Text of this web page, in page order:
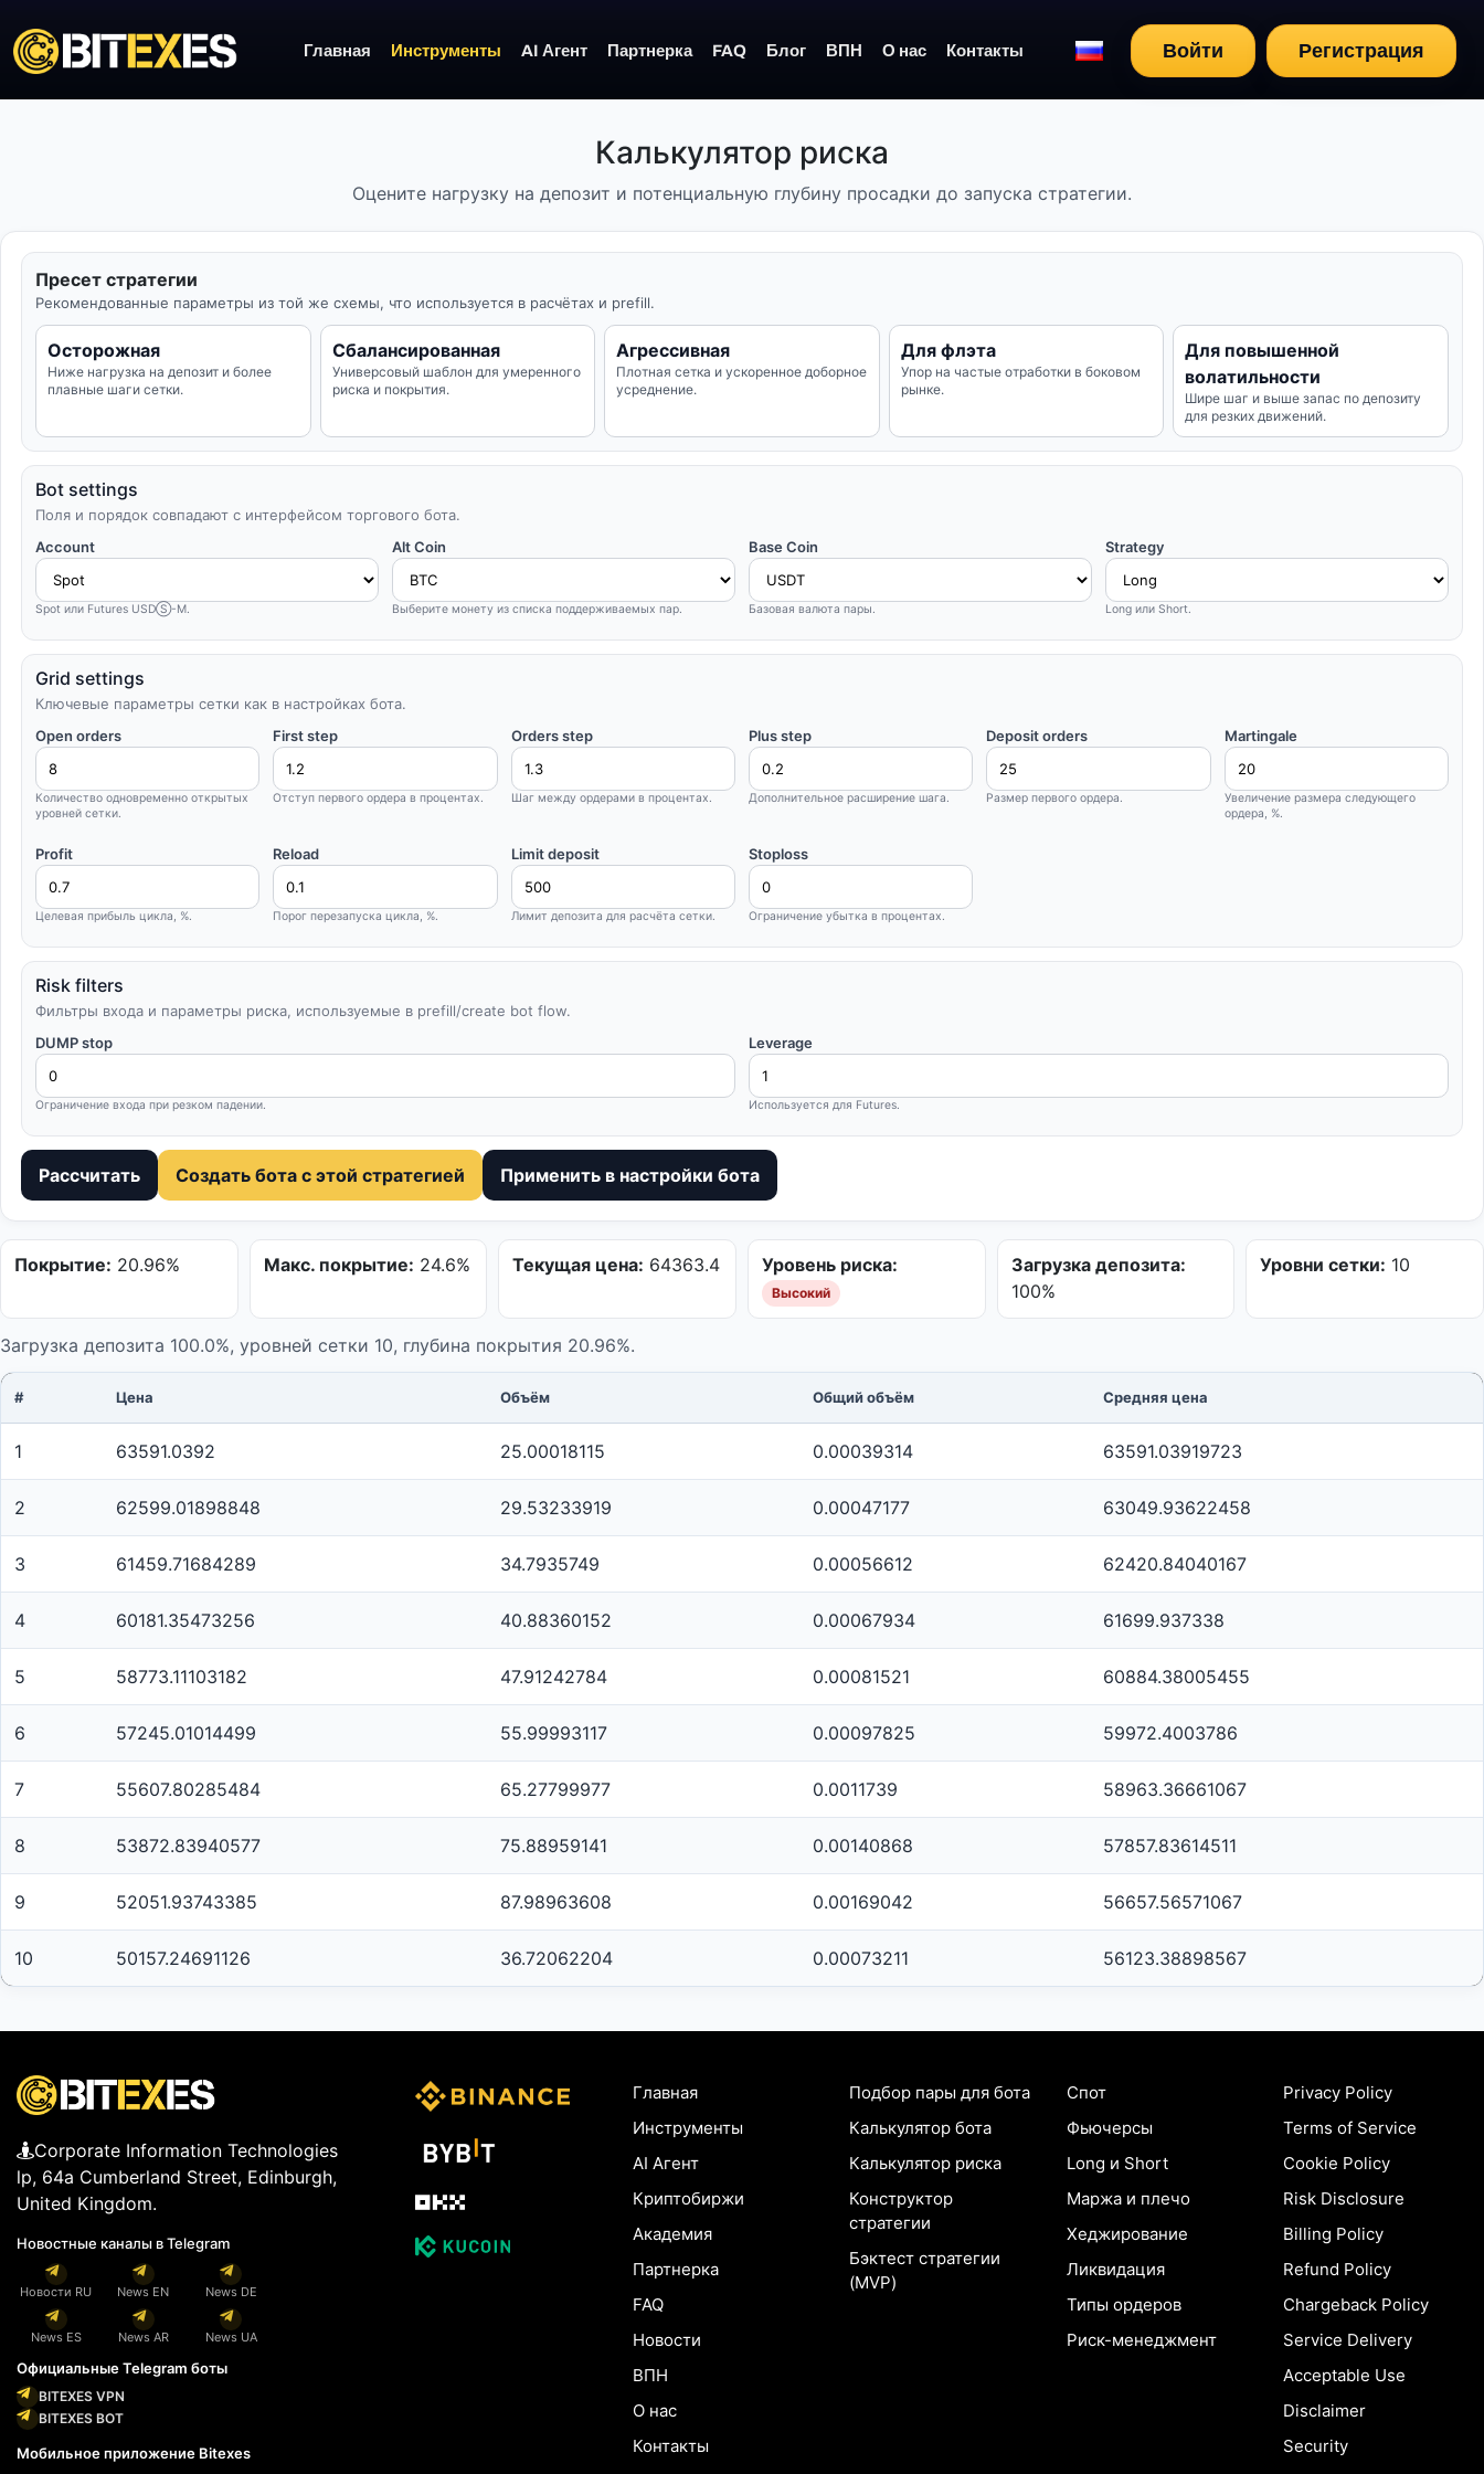
Главная Инструменты AI Агент Партнерка FAQ Блог ВПН О нас Контакты Войти Регистрация
Калькулятор риска
Оцените нагрузку на депозит и потенциальную глубину просадки до запуска стратегии.
Пресет стратегии
Рекомендованные параметры из той же схемы, что используется в расчётах и prefill.
Осторожная
Ниже нагрузка на депозит и более
плавные шаги сетки.
Сбалансированная
Универсовый шаблон для умеренного
риска и покрытия.
Агрессивная
Плотная сетка и ускоренное доборное
усреднение.
Для флэта
Упор на частые отработки в боковом
рынке.
Для повышенной
волатильности
Шире шаг и выше запас по депозиту
для резких движений.
Bot settings
Поля и порядок совпадают с интерфейсом торгового бота.
Account
Spot или Futures USDⓈ-M.
Alt Coin
Выберите монету из списка поддерживаемых пар.
Base Coin
Базовая валюта пары.
Strategy
Long или Short.
Grid settings
Ключевые параметры сетки как в настройках бота.
Open orders
Количество одновременно открытых
уровней сетки.
First step
Отступ первого ордера в процентах.
Orders step
Шаг между ордерами в процентах.
Plus step
Дополнительное расширение шага.
Deposit orders
Размер первого ордера.
Martingale
Увеличение размера следующего
ордера, %.
Profit
Целевая прибыль цикла, %.
Reload
Порог перезапуска цикла, %.
Limit deposit
Лимит депозита для расчёта сетки.
Stoploss
Ограничение убытка в процентах.
Risk filters
Фильтры входа и параметры риска, используемые в prefill/create bot flow.
DUMP stop
Ограничение входа при резком падении.
Leverage
Используется для Futures.
Рассчитать Создать бота с этой стратегией Применить в настройки бота
Покрытие: 20.96% Макс. покрытие: 24.6% Текущая цена: 64363.4 Уровень риска:
Высокий
Загрузка депозита:
100%
Уровни сетки: 10
Загрузка депозита 100.0%, уровней сетки 10, глубина покрытия 20.96%.
# Цена Объём Общий объём Средняя цена
1 63591.0392 25.00018115 0.00039314 63591.03919723
2 62599.01898848 29.53233919 0.00047177 63049.93622458
3 61459.71684289 34.7935749 0.00056612 62420.84040167
4 60181.35473256 40.88360152 0.00067934 61699.937338
5 58773.11103182 47.91242784 0.00081521 60884.38005455
6 57245.01014499 55.99993117 0.00097825 59972.4003786
7 55607.80285484 65.27799977 0.0011739 58963.36661067
8 53872.83940577 75.88959141 0.00140868 57857.83614511
9 52051.93743385 87.98963608 0.00169042 56657.56571067
10 50157.24691126 36.72062204 0.00073211 56123.38898567
Corporate Information Technologies
lp, 64a Cumberland Street, Edinburgh,
United Kingdom.
Новостные каналы в Telegram
Новости RU News EN News DE
News ES News AR News UA
Официальные Telegram боты
BITEXES VPN
BITEXES BOT
Мобильное приложение Bitexes
Главная
Инструменты
AI Агент
Криптобиржи
Академия
Партнерка
FAQ
Новости
ВПН
О нас
Контакты
Подбор пары для бота
Калькулятор бота
Калькулятор риска
Конструктор
стратегии
Бэктест стратегии
(MVP)
Спот
Фьючерсы
Long и Short
Маржа и плечо
Хеджирование
Ликвидация
Типы ордеров
Риск-менеджмент
Privacy Policy
Terms of Service
Cookie Policy
Risk Disclosure
Billing Policy
Refund Policy
Chargeback Policy
Service Delivery
Acceptable Use
Disclaimer
Security